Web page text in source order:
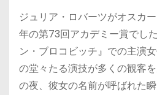
ジュリア・ロバーツがオスカ
年の第73回アカデミー賞でし
ン・ブロコビッチ』での主演
の堂々たる演技が多くの観客
の夜、彼女の名前が呼ばれた